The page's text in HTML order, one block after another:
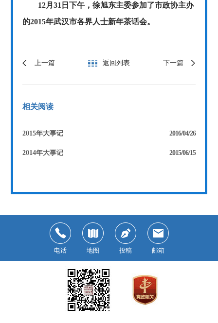
12月31日下午，徐旭东主委参加了市政协主办
的2015年武汉市各界人士新年茶话会。
上一篇 返回列表 下一篇
相关阅读
2015年大事记 2016/04/26
2014年大事记 2015/06/15
电话 地图 投稿 邮箱